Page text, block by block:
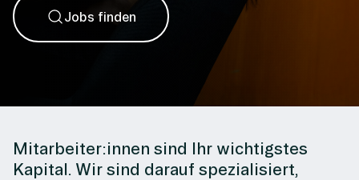
Jobs finden
Mitarbeiter:innen sind Ihr wichtigstes
Kapital. Wir sind darauf spezialisiert,